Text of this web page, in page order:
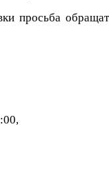
просьба